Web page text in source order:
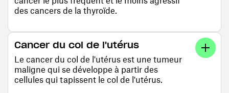
des cancers de la thyroïde.
Cancer du col de l'utérus
Le cancer du col de l'utérus est une tumeur
maligne qui se développe à partir des
cellules qui tapissent le col de l'utérus.